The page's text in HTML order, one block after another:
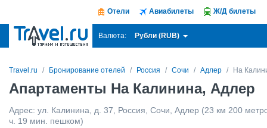
Отели Авиабилеты Ж/Д билеты
Валюта: Рубли (RUB)
Travel.ru Бронирование отелей Россия Сочи Адлер На
Апартаменты На Калинина, Адлер
Адрес: ул. Калинина, д. 37 Россия Сочи Адлер (23 км 200
ч. 19 мин. пешком)